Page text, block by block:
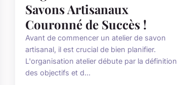
Savons Artisanaux
Couronné de Succès !
Avant de commencer un atelier de savon
artisanal, il est crucial de bien planifier.
L'organisation atelier débute par la définition
des objectifs et d...